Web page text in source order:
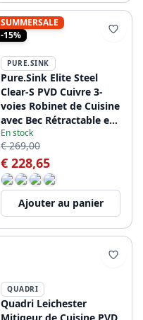
SUMMERSALE
-15%
PURE.SINK
Pure.Sink Elite Steel
Clear-S PVD Cuivre 3-
voies Robinet de Cuisine
avec Bec Rétractable et
Eau Filtrée PS8120-62
En stock
€ 269,00
€ 228,65
Ajouter au panier
QUADRI
Quadri Leichester